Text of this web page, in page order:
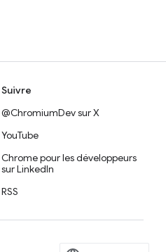
Suivre
@ChromiumDev sur X
YouTube
Chrome pour les développeurs
sur LinkedIn
RSS